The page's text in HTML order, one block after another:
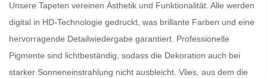
Unsere Tapeten vereinen Ästhetik und Funktionalität. Alle werden
digital in HD-Technologie gedruckt, was brillante Farben und eine
hervorragende Detailwiedergabe garantiert. Professionelle
Pigmente sind lichtbeständig, sodass die Dekoration auch bei
starker Sonneneinstrahlung nicht ausbleicht. Vlies, aus dem die